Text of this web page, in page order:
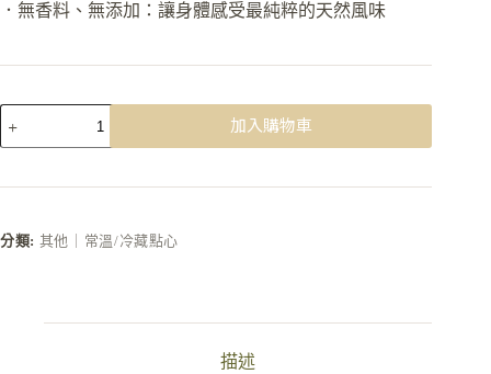
．無香料、無添加：讓身體感受最純粹的天然風味
加入購物車
分類: 其他｜常溫/冷藏點心
描述